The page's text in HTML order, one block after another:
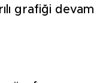
grafiği devam